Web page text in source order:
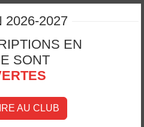
2026-2027
EN
SONT
AU CLUB